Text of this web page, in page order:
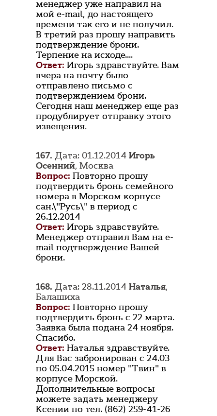
менеджер уже направил на
мой e-mail, до настоящего
времени так его и не получил.
В третий раз прошу направить
подтверждение брони.
Терпение на исходе....
Ответ: Игорь здравствуйте. Вам
вчера на почту было
отправлено письмо с
подтверждением брони.
Сегодня наш менеджер еще раз
продублирует отправку этого
извещения.
167. Дата: 01.12.2014 Игорь
Осенний, Москва
Вопрос: Повторно прошу
подтвердить бронь семейного
номера в Морском корпусе
сан.\"Русь\" в период с
26.12.2014
Ответ: Игорь здравствуйте.
Менеджер отправил Вам на e-
mail подтверждение Вашей
брони.
168. Дата: 28.11.2014 Наталья,
Балашиха
Вопрос: Повторно прошу
подтвердить бронь с 22 марта.
Заявка была подана 24 ноября.
Спасибо.
Ответ: Наталья здравствуйте.
Для Вас забронирован с 24.03
по 05.04.2015 номер "Твин" в
корпусе Морской.
Дополнительные вопросы
можете задать менеджеру
Ксении по тел. (862) 259-41-26